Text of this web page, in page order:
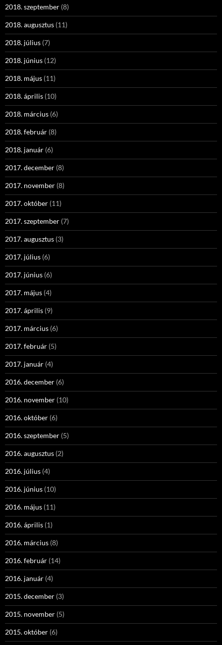
2018. szeptember (8)
2018. augusztus (11)
2018. július (7)
2018. június (12)
2018. május (11)
2018. április (10)
2018. március (6)
2018. február (8)
2018. január (6)
2017. december (8)
2017. november (8)
2017. október (11)
2017. szeptember (7)
2017. augusztus (3)
2017. július (6)
2017. június (6)
2017. május (4)
2017. április (9)
2017. március (6)
2017. február (5)
2017. január (4)
2016. december (6)
2016. november (10)
2016. október (6)
2016. szeptember (5)
2016. augusztus (2)
2016. július (4)
2016. június (10)
2016. május (11)
2016. április (1)
2016. március (8)
2016. február (14)
2016. január (4)
2015. december (3)
2015. november (5)
2015. október (6)